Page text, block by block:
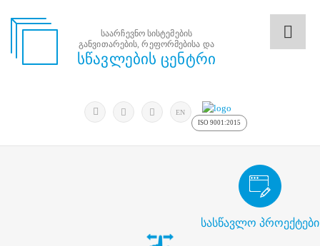
საარჩევნო
სისტემების
საარჩევნო სისტემების
განვითარების, რეფორმებისა და
სწავლების ცენტრი
ძიება
მოძებნა
EN
ISO 9001:2015
სასწავლო პროექტები
საარჩევნო/სამოქალაქო